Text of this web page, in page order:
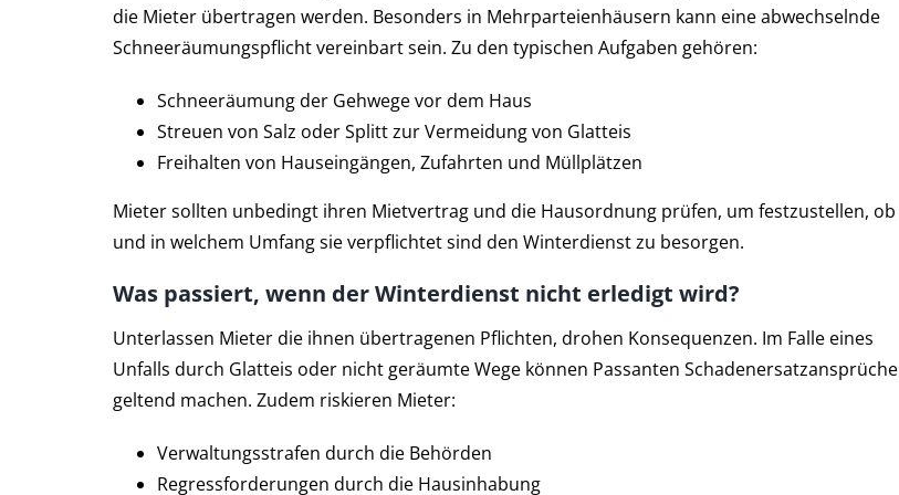
die Mieter übertragen werden. Besonders in Mehrparteienhäusern kann eine abwechselnde
Schneeräumungspflicht vereinbart sein. Zu den typischen Aufgaben gehören:
Schneeräumung der Gehwege vor dem Haus
Streuen von Salz oder Splitt zur Vermeidung von Glatteis
Freihalten von Hauseingängen, Zufahrten und Müllplätzen
Mieter sollten unbedingt ihren Mietvertrag und die Hausordnung prüfen, um festzustellen, ob
und in welchem Umfang sie verpflichtet sind den Winterdienst zu besorgen.
Was passiert, wenn der Winterdienst nicht erledigt wird?
Unterlassen Mieter die ihnen übertragenen Pflichten, drohen Konsequenzen. Im Falle eines
Unfalls durch Glatteis oder nicht geräumte Wege können Passanten Schadenersatzansprüche
geltend machen. Zudem riskieren Mieter:
Verwaltungsstrafen durch die Behörden
Regressforderungen durch die Hausinhabung